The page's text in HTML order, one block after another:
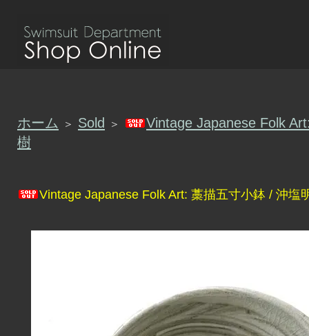
ホーム ＞ Sold ＞
Vintage Japanese Folk
樹
Vintage Japanese Folk Art: 藁描五寸小鉢 / 沖塩